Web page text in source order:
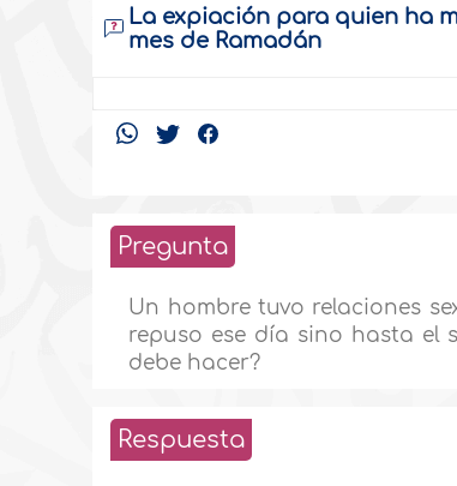
La expiación para quien ha
mes de Ramadán
Pregunta
Un hombre tuvo relaciones
repuso ese día sino hasta el
debe hacer?
Respuesta